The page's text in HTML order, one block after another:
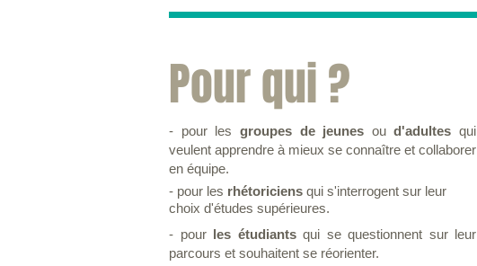
Pour qui ?
- pour les groupes de jeunes oud'adultes qui
veulent apprendre à mieux se connaître et collaborer
en équipe.
- pour les rhétoriciens qui s'interrogent sur leur
choix d'études supérieures.
- pour les étudiantsqui se questionnent sur leur
parcours et souhaitent se réorienter.